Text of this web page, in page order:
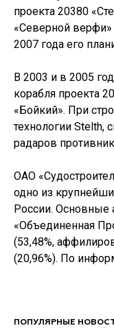
проекта 20380
«Северной верфи»
2007 года его
В 2003 и в 2005
корабля проекта
«Бойкий». При
технологии Stelth,
радаров
ОАО
одно из
России.
«Объединенная
(53,48%,
(20,96%). По
ПОПУЛЯРНЫЕ